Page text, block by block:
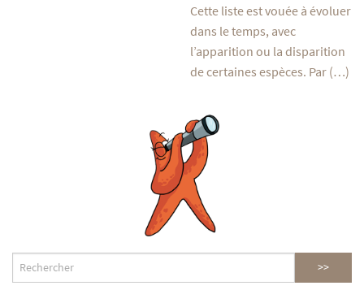
Cette liste est vouée à évoluer
dans le temps, avec
l’apparition ou la disparition
de certaines espèces. Par (…)